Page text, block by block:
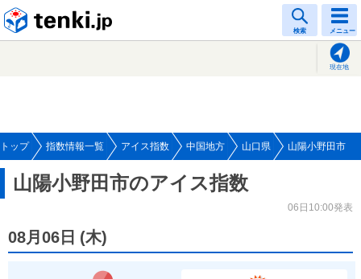
検索 メニュー
現在地
トップ 指数情報一覧 アイス指数 中国地方 山口県 山陽小野田市
山陽小野田市のアイス指数
06日10:00発表
08月06日 (木)